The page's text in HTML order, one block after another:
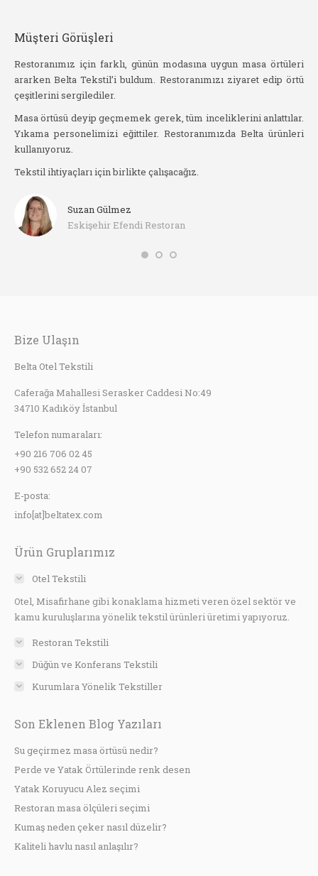
Müşteri Görüşleri
Restoranımız için farklı, günün modasına uygun masa örtüleri
ararken Belta Tekstil’i buldum. Restoranımızı ziyaret edip örtü
çeşitlerini sergilediler.
Masa örtüsü deyip geçmemek gerek, tüm inceliklerini anlattılar.
Yıkama personelimizi eğittiler. Restoranımızda Belta ürünleri
kullanıyoruz.
Tekstil ihtiyaçları için birlikte çalışacağız.
Suzan Gülmez
Eskişehir Efendi Restoran
Bize Ulaşın
Belta Otel Tekstili
Caferağa Mahallesi Serasker Caddesi No:49
34710 Kadıköy İstanbul
Telefon numaraları:
+90 216 706 02 45
+90 532 652 24 07
E-posta:
info[at]beltatex.com
Ürün Gruplarımız
Otel Tekstili
Otel, Misafirhane gibi konaklama hizmeti veren özel sektör ve
kamu kuruluşlarına yönelik tekstil ürünleri üretimi yapıyoruz.
Restoran Tekstili
Düğün ve Konferans Tekstili
Kurumlara Yönelik Tekstiller
Son Eklenen Blog Yazıları
Su geçirmez masa örtüsü nedir?
Perde ve Yatak Örtülerinde renk desen
Yatak Koruyucu Alez seçimi
Restoran masa ölçüleri seçimi
Kumaş neden çeker nasıl düzelir?
Kaliteli havlu nasıl anlaşılır?